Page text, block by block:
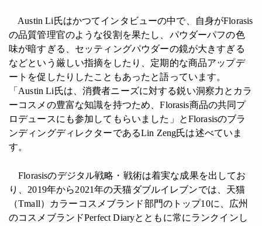
Austin Li氏はかつてインタビューの中で、自身がFlorasis
の品質管理官のような役割を果たし、パウダーパフの色
味が暗すぎる、セッティングパウダーの鏡が大きすぎる
などという厳しい指摘をしたり、定期的な商品アップデ
ートを促したりしたこともあったと語っています。
「Austin Li氏は、消費者ニーズに対する鋭い洞察力とカラ
ーコスメの豊富な知識を持つため、Florasis商品の共同プ
ロデュースにも参加してもらいました」とFlorasisのブラ
ンディングディレクターであるLin Zeng氏は述べていま
す。
Florasisのデジタル戦略・戦術は着実な成果を出してお
り、2019年から2021年の天猫ダブルイレブンでは、天猫
（Tmall）カラーコスメブランド部門のトップ10に、広州
のコスメブランドPerfect Diaryとともに常にランクインし